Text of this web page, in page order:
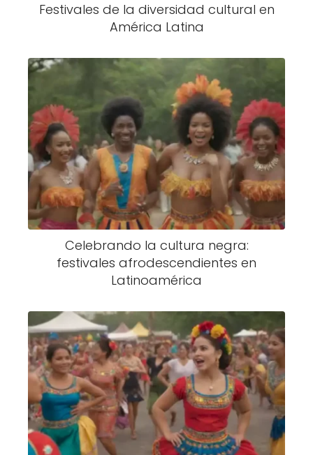
Festivales de la diversidad cultural en
América Latina
Celebrando la cultura negra:
festivales afrodescendientes en
Latinoamérica